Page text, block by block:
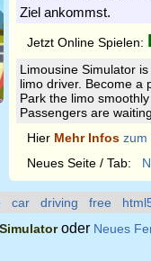
Ziel ankommst.
Jetzt Online Spielen:
Limousine Simulator
limo driver. Become a
Park the limo
Passengers are
Hier Mehr Infos zum
Neues Seite / Tab:
car driving free
oder Neues